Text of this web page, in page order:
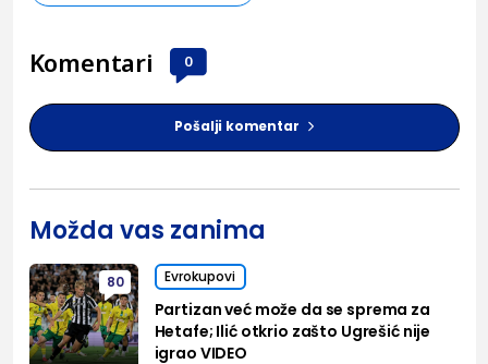
Komentari 0
Pošalji komentar
Možda vas zanima
80 Evrokupovi
Partizan već može da se sprema za
Hetafe; Ilić otkrio zašto Ugrešić nije
igrao VIDEO